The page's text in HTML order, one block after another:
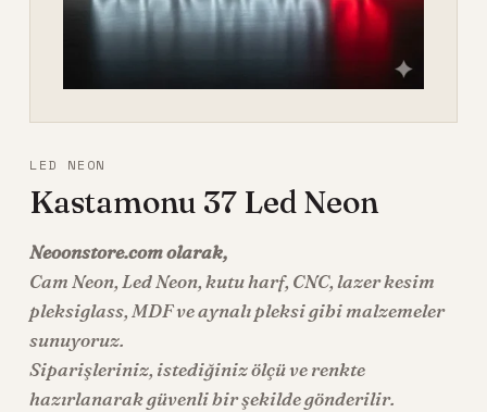
LED NEON
Kastamonu 37 Led Neon
Neoonstore.com olarak,
Cam Neon,Led Neon, kutu harf, CNC, lazer kesim
pleksiglass, MDF ve aynalı pleksi gibi malzemeler
sunuyoruz.
Siparişleriniz, istediğiniz ölçü ve renkte
hazırlanarak güvenli bir şekilde gönderilir.